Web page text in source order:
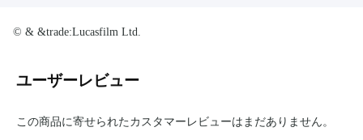
© & &trade:Lucasfilm Ltd.
ユーザーレビュー
この商品に寄せられたカスタマーレビューはまだありません。